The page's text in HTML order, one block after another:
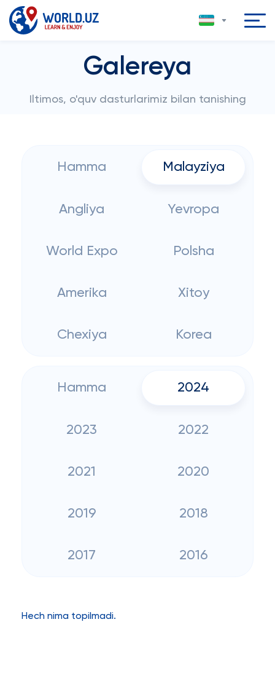
Galereya
Iltimos, o'quv dasturlarimiz bilan tanishing
Hamma Malayziya
Angliya Yevropa
World Expo Polsha
Amerika Xitoy
Chexiya Korea
Hamma 2024
2023 2022
2021 2020
2019 2018
2017 2016
Hech nima topilmadi.